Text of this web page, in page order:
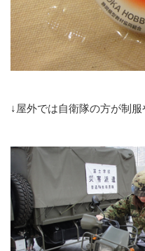
↓屋外では自衛隊の方が制